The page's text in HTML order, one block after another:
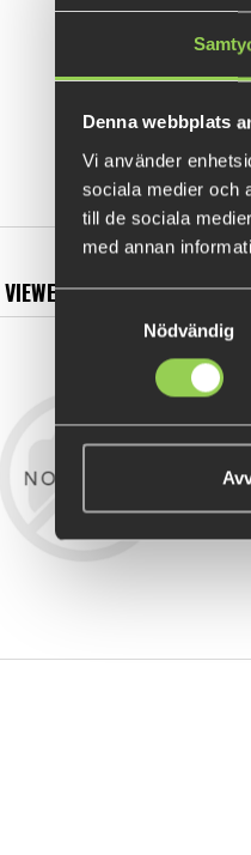
Denna webbplats
Vi använder
sociala medier och
till de sociala
med annan
Samtyckesval
Nödvändig
VIEWED PRODUCTS